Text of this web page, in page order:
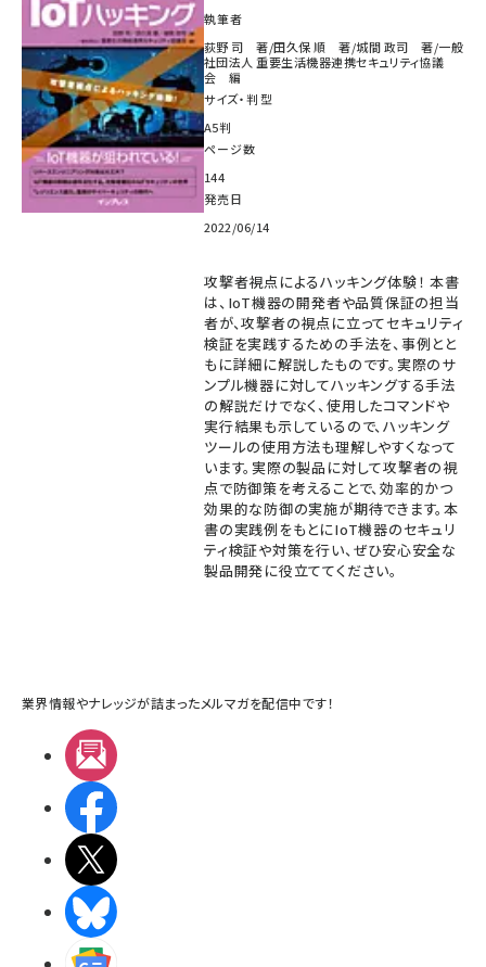
執筆者
荻野 司 著/田久保 順 著/城間 政司 著/一般
社団法人 重要生活機器連携セキュリティ協議
会 編
サイズ・判型
A5判
ページ数
144
発売日
2022/06/14
攻撃者視点によるハッキング体験！ 本書
は、IoT機器の開発者や品質保証の担当
者が、攻撃者の視点に立ってセキュリティ
検証を実践するための手法を、事例とと
もに詳細に解説したものです。実際のサ
ンプル機器に対してハッキングする手法
の解説だけでなく、使用したコマンドや
実行結果も示しているので、ハッキング
ツールの使用方法も理解しやすくなって
います。実際の製品に対して攻撃者の視
点で防御策を考えることで、効率的かつ
効果的な防御の実施が期待できます。本
書の実践例をもとにIoT機器のセキュリ
ティ検証や対策を行い、ぜひ安心安全な
製品開発に役立ててください。
業界情報やナレッジが詰まったメルマガを配信中です！